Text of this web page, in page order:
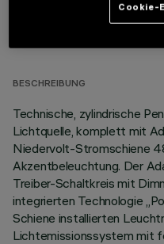
TECHNISCHE
BESCHREIBUNG
Technische, zylindrische
Lichtquelle, komplett mit
Niedervolt-Stromschiene
Akzentbeleuchtung. Der
Treiber-Schaltkreis mit
integrierten Technologie
Schiene installierten
Lichtemissionssystem mit
Cookie-